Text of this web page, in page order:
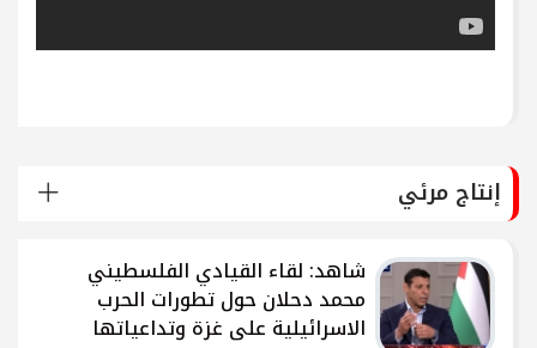
إنتاج مرئي
شاهد: لقاء القيادي الفلسطيني
محمد دحلان حول تطورات الحرب
الاسرائيلية على غزة وتداعياتها